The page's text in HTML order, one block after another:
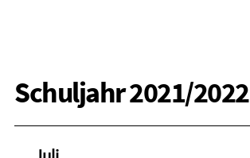
Schuljahr 2021/2022